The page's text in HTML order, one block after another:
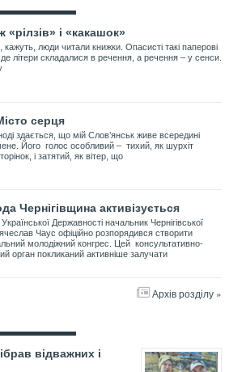
«рілзів» і «какашок»
кажуть, люди читали книжки. Опасисті такі паперові
літери складалися в речення, а речення – у сенси.
серця
здається, що мій Слов’янськ живе всередині
Його голос особливий – тихий, як шурхіт
і затятий, як вітер, що
Чернігівщина активізується
Державності начальник Чернігівської
Чаус офіційно розпорядився створити
молодіжний конгрес. Цей консультативно-
орган покликаний активніше залучати
Архів розділу »
відважних і